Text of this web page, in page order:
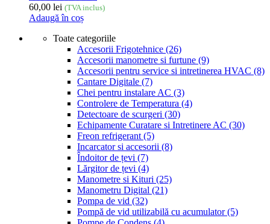
60,00 lei (TVA inclus)
Adaugă în coș
Toate categoriile
Accesorii Frigotehnice (26)
Accesorii manometre si furtune (9)
Accesorii pentru service si intretinerea HVAC (8)
Cantare Digitale (7)
Chei pentru instalare AC (3)
Controlere de Temperatura (4)
Detectoare de scurgeri (30)
Echipamente Curatare si Intretinere AC (30)
Freon refrigerant (5)
Incarcator si accesorii (8)
Îndoitor de țevi (7)
Lărgitor de țevi (4)
Manometre si Kituri (25)
Manometru Digital (21)
Pompa de vid (32)
Pompă de vid utilizabilă cu acumulator(5)